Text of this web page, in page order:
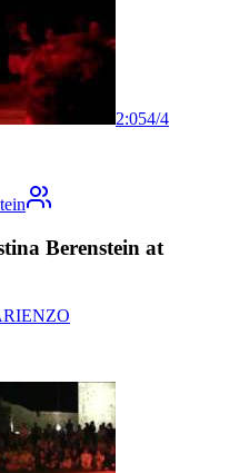
2:054/4
Berenstein at